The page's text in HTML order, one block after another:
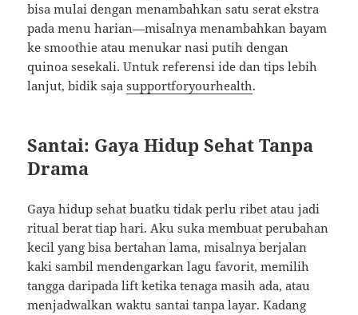
bisa mulai dengan menambahkan satu serat ekstra
pada menu harian—misalnya menambahkan bayam
ke smoothie atau menukar nasi putih dengan
quinoa sesekali. Untuk referensi ide dan tips lebih
lanjut, bidik sajasupportforyourhealth.
Santai: Gaya Hidup Sehat Tanpa
Drama
Gaya hidup sehat buatku tidak perlu ribet atau jadi
ritual berat tiap hari. Aku suka membuat perubahan
kecil yang bisa bertahan lama, misalnya berjalan
kaki sambil mendengarkan lagu favorit, memilih
tangga daripada lift ketika tenaga masih ada, atau
menjadwalkan waktu santai tanpa layar. Kadang